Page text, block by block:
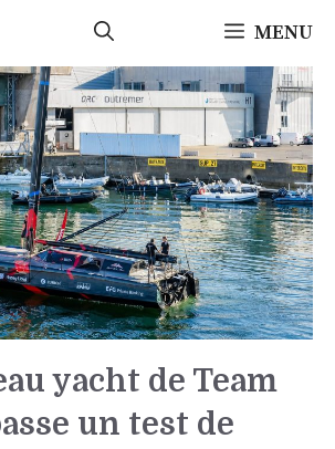
MENU
yacht de Team
un test de